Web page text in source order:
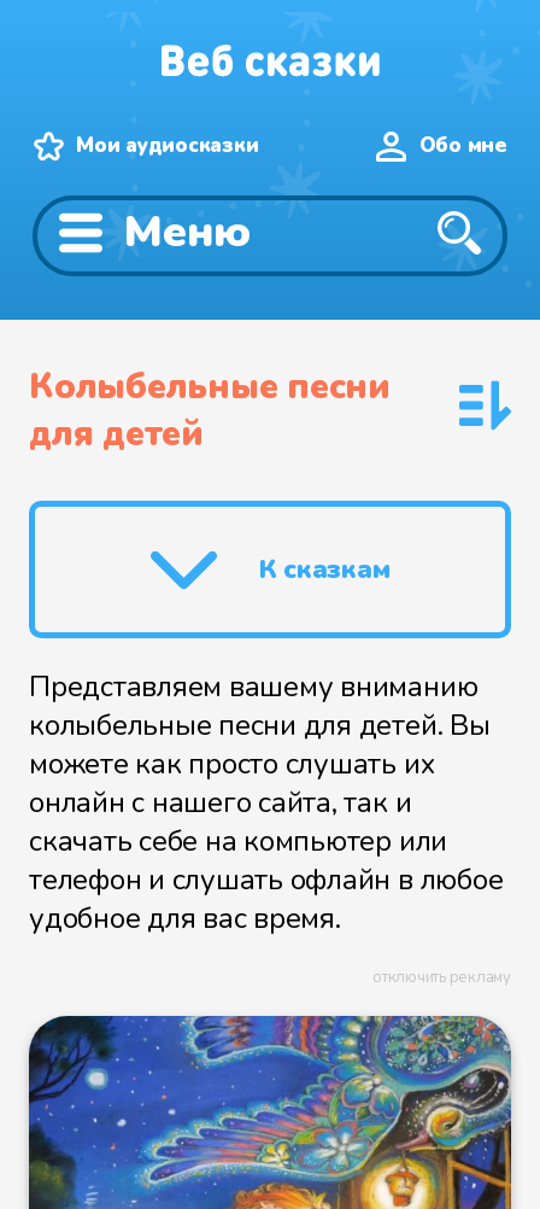
Мои аудиосказки Обо мне
Меню
Колыбельные песни
для детей
К сказкам
Представляем вашему вниманию
колыбельные песни для детей. Вы
можете как просто слушать их
онлайн с нашего сайта, так и
скачать себе на компьютер или
телефон и слушать офлайн в любое
удобное для вас время.
отключить рекламу